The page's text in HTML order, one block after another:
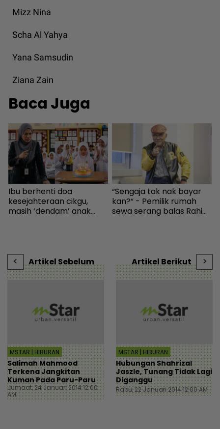
Mizz Nina
Scha Al Yahya
Yana Samsudin
Ziana Zain
Baca Juga
Ibu berhenti doa
kesejahteraan cikgu,
masih ‘dendam’ anak
“Sengaja tak nak bayar
kan?“ - Pemilik rumah
sewa serang balas Rahim
Artikel Sebelum
MSTAR | HIBURAN
Salimah Mahmood
Terkena Jangkitan
Kuman Pada Paru-Paru
Jumaat, 24 Januari 2014 12:00
AM
Artikel Berikut
MSTAR | HIBURAN
Hubungan Shahrizal
Jaszle, Tunang Tidak Lagi
Diganggu
Rabu, 22 Januari 2014 12:00 AM